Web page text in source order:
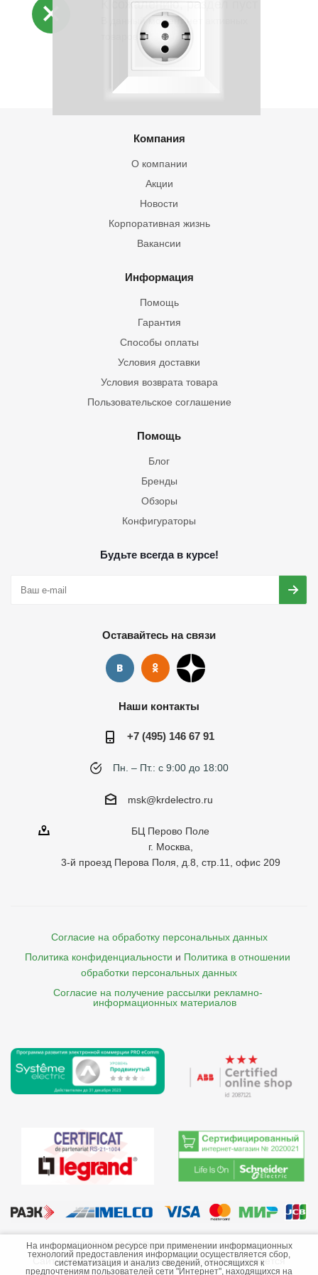
К сожалению, раздел пуст
В данный момент нет активных
Компания
О компании
Акции
Новости
Корпоративная жизнь
Вакансии
Информация
Помощь
Гарантия
Способы оплаты
Условия доставки
Условия возврата товара
Пользовательское соглашение
Помощь
Блог
Бренды
Обзоры
Конфигураторы
Будьте всегда в курсе!
Оставайтесь на связи
Наши контакты
+7 (495) 146 67 91
Пн. – Пт.: с 9:00 до 18:00
msk@krdelectro.ru
БЦ Перово Поле
г. Москва,
3-й проезд Перова Поля, д.8, стр.11, офис 209
Согласие на обработку персональных данных
Политика конфиденциальности и Политика в отношении
обработки персональных данных
Согласие на получение рассылки рекламно-
    информационных материалов
©2013-2026 ООО «Краснодарэлектро»
Сайт носит информационный характер и не является
На информационном ресурсе при применении информационных
технологий предоставления информации осуществляется сбор,
систематизация и анализ сведений, относящихся к
предпочтениям пользователей сети "Интернет", находящихся на